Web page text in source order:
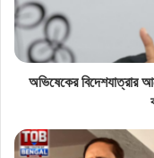
অভিষেকের বিদেশযাত্রার